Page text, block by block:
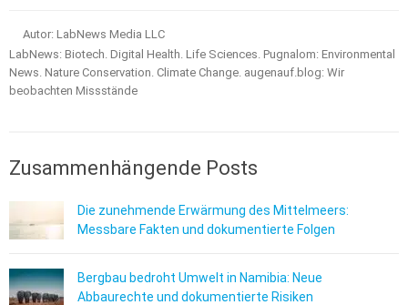
Autor: LabNews Media LLC
LabNews: Biotech. Digital Health. Life Sciences. Pugnalom: Environmental
News. Nature Conservation. Climate Change. augenauf.blog: Wir
beobachten Missstände
Zusammenhängende Posts
Die zunehmende Erwärmung des Mittelmeers:
Messbare Fakten und dokumentierte Folgen
Bergbau bedroht Umwelt in Namibia: Neue
Abbaurechte und dokumentierte Risiken